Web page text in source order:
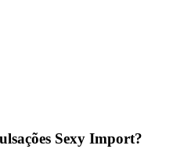
Sexy Import?